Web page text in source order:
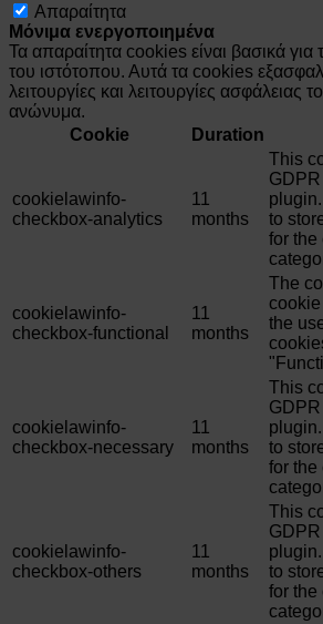
Απαραίτητα
Μόνιμα ενεργοποιημένα
Τα απαραίτητα cookies είναι βασικά για
του ιστότοπου. Αυτά τα cookies
λειτουργίες και λειτουργίες ασφάλειας
ανώνυμα.
Cookie
Duration
cookielawinfo-
checkbox-analytics
11
months
This
to
for the
cookielawinfo-
checkbox-functional
11
months
The
the
cookielawinfo-
checkbox-necessary
11
months
This
to
for the
cookielawinfo-
checkbox-others
11
months
This
to
for the